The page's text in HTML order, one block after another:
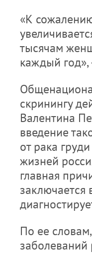
«К
тысячам
каждый год»,
скринингу
Валентина
введение
от рака
жизней
главная
заключается
По ее
заболеваний